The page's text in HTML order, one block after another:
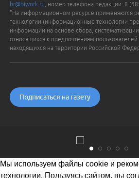
br@biwork.ru , номер телефона редакции: 8
"На информационном ресурсе применяются
технологии (информационные технологии
информации на основе сбора,
относящихся к предпочтениям пользователей
находящихся на территории Российской
Подписаться на газету
Мы используем файлы cookie и
технологии. Пользуясь сайтом, вы